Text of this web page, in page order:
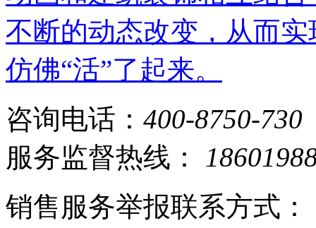
不断的动态改变，从而
仿佛“活”了起来。
咨询电话： 400-8750-730
服务监督热线：
销售服务举报联系方式：